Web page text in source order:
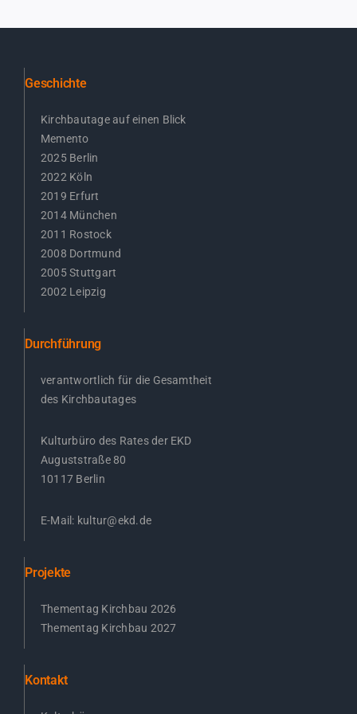
Geschichte
Kirchbautage auf einen Blick
Memento
2025 Berlin
2022 Köln
2019 Erfurt
2014 München
2011 Rostock
2008 Dortmund
2005 Stuttgart
2002 Leipzig
Durchführung
verantwortlich für die Gesamtheit
des Kirchbautages
Kulturbüro des Rates der EKD
Auguststraße 80
10117 Berlin
E-Mail: kultur@ekd.de
Projekte
Thementag Kirchbau 2026
Thementag Kirchbau 2027
Kontakt